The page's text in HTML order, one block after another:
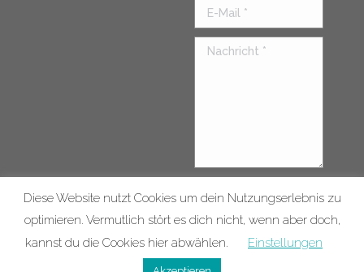
E-Mail *
Nachricht *
Senden
Kontakt
Impressum
Datenschutzerklärung
© 2026 |
Diese Website nutzt Cookies um dein Nutzungserlebnis zu
optimieren. Vermutlich stört es dich nicht, wenn aber doch,
kannst du die Cookies hier abwählen.
Einstellungen